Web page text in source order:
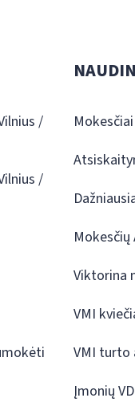
/
/
Mokesčių
Viktorina
VMI
VMI turto
Įmonių